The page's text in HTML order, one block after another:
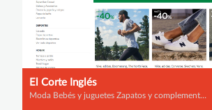
El Corte Inglés
Moda Bebés y juguetes Zapatos y complementos Informática, Electrónica, Telefonía Alimentación Hogar y decoración Deportes y aire libre Libros, Papelería, Artes Música e instrumentos Perfumería y cosmética Fotografía y vídeo Consolas y Videojuegos Relojes y joyería Viajes, ocio y planes Banca, Seguros, Servicios Otros